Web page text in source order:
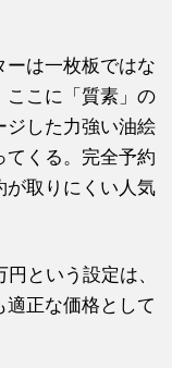
ーは一枚板ではな
ここに「質素」の
ジした力強い油絵
てくる。完全予約
が取りにくい人気
という設定は、
正な価格として